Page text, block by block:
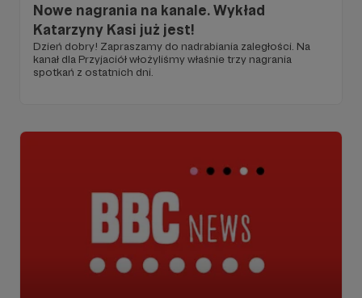
Nowe nagrania na kanale. Wykład
Katarzyny Kasi już jest!
Dzień dobry! Zapraszamy do nadrabiania zaległości. Na
kanał dla Przyjaciół włożyliśmy właśnie trzy nagrania
spotkań z ostatnich dni.